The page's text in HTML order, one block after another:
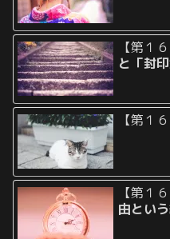
【第１
と「封
【第１
【第１
由とい